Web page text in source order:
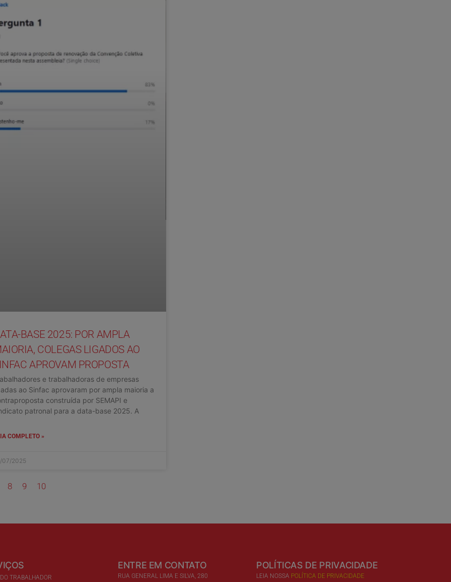
BASE 2025: POR AMPLA
COLEGAS LIGADOS AO
APROVAM PROPOSTA
e trabalhadoras de empresas
ao Sinfac aprovaram por ampla maioria a
construída por SEMAPI e
patronal para a data-base 2025. A
COMPLETO »
07/2025
8 9 10
TRABALHADOR
ENTRE EM CONTATO
RUA GENERAL LIMA E SILVA, 280
POLÍTICAS DE PRIVACIDADE
LEIA NOSSA POLÍTICA DE PRIVACIDADE